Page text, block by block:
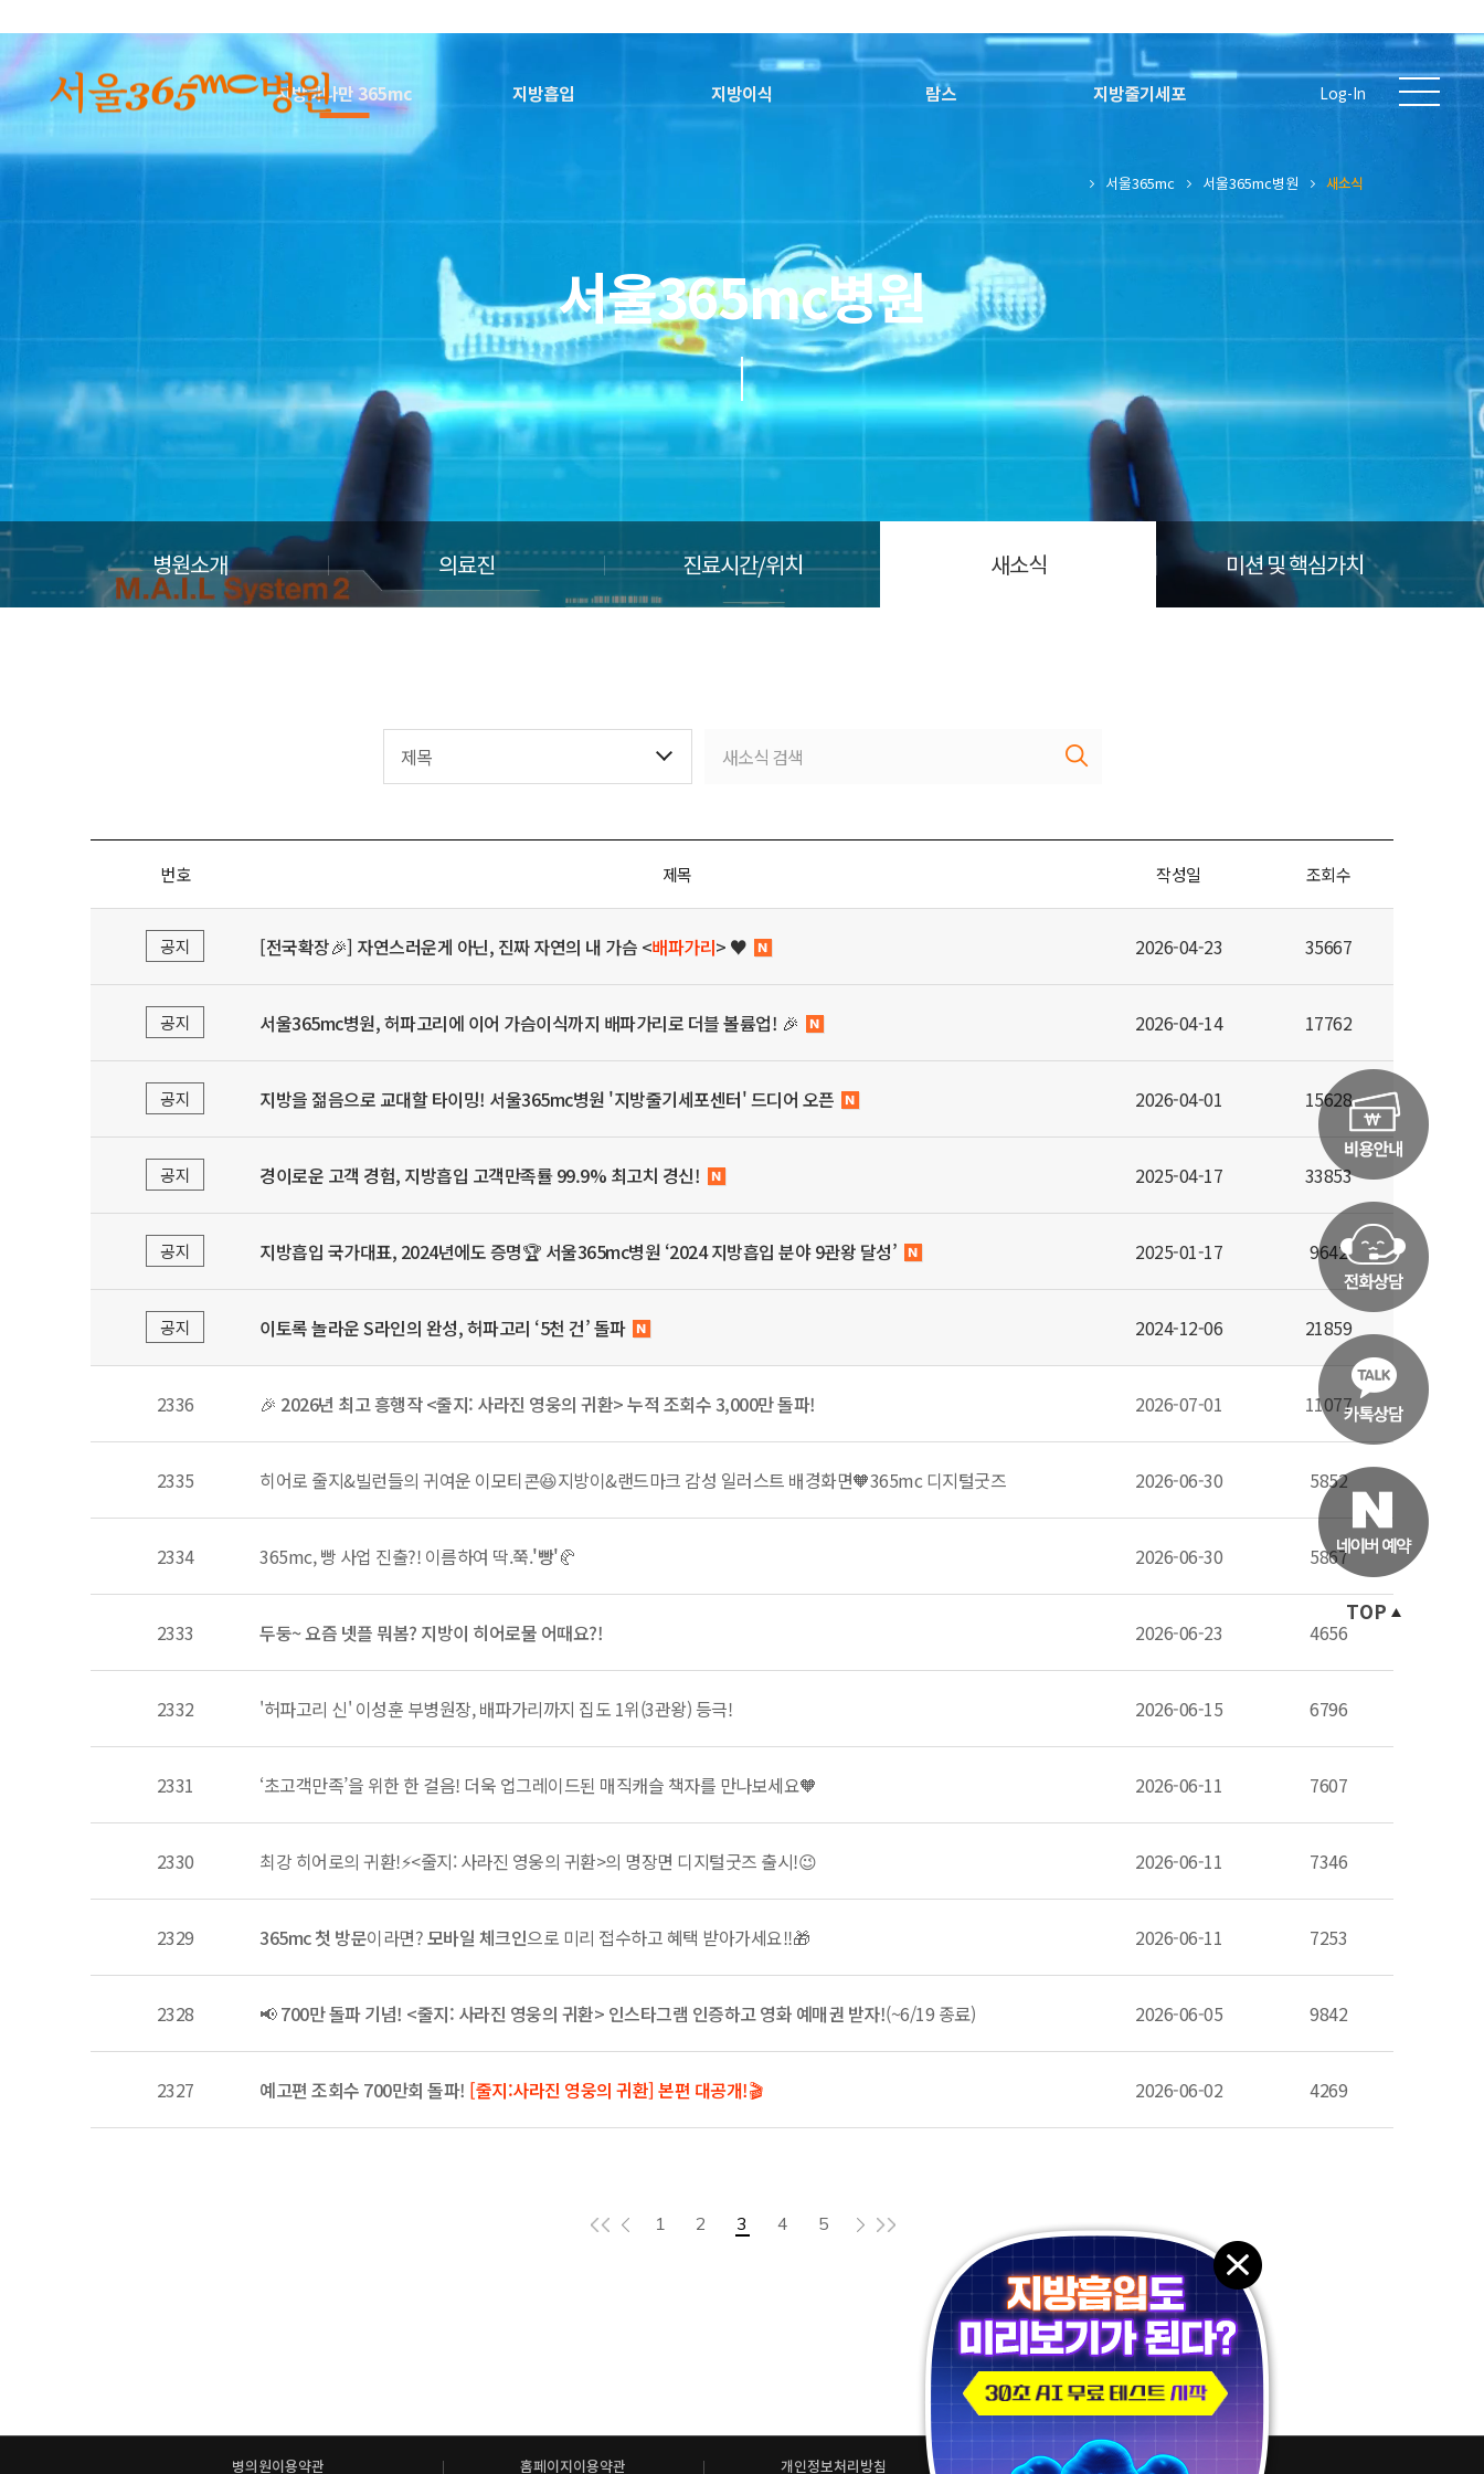
지방하나만 365mc 지방흡입 지방이식 람스 지방줄기세포 Log-In
서울365mc 서울365mc병원 새소식
서울365mc병원
병원소개 의료진 진료시간/위치 새소식 미션 및 핵심가치
번호 제목 작성일 조회수
공지 [전국확장🎉] 자연스러운게 아닌, 진짜 자연의 내 가슴 <배파가리> ♥ 2026-04-23 35667
공지 서울365mc병원, 허파고리에 이어 가슴이식까지 배파가리로 더블 볼륨업! 🎉 2026-04-14 17762
공지 지방을 젊음으로 교대할 타이밍! 서울365mc병원 '지방줄기세포센터' 드디어 오픈 2026-04-01 15628
공지 경이로운 고객 경험, 지방흡입 고객만족률 99.9% 최고치 경신! 2025-04-17 33853
공지 지방흡입 국가대표, 2024년에도 증명🏆 서울365mc병원 ‘2024 지방흡입 분야 9관왕 달성’ 2025-01-17 9642
공지 이토록 놀라운 S라인의 완성, 허파고리 ‘5천 건’ 돌파 2024-12-06 21859
2336 🎉 2026년 최고 흥행작 <줄지: 사라진 영웅의 귀환> 누적 조회수 3,000만 돌파! 2026-07-01 11077
2335 히어로 줄지&빌런들의 귀여운 이모티콘😆지방이&랜드마크 감성 일러스트 배경화면🧡365mc 디지털굿즈 2026-06-30 5852
2334 365mc, 빵 사업 진출?! 이름하여 딱.쭉.'빵'🥐 2026-06-30 5867
2333 두둥~ 요즘 넷플 뭐봄? 지방이 히어로물 어때요?! 2026-06-23 4656
2332 '허파고리 신' 이성훈 부병원장, 배파가리까지 집도 1위(3관왕) 등극! 2026-06-15 6796
2331 ‘초고객만족’을 위한 한 걸음! 더욱 업그레이드된 매직캐슬 책자를 만나보세요🧡 2026-06-11 7607
2330 최강 히어로의 귀환!⚡<줄지: 사라진 영웅의 귀환>의 명장면 디지털굿즈 출시!😉 2026-06-11 7346
2329 365mc 첫 방문이라면?모바일 체크인으로 미리 접수하고 혜택 받아가세요!!🎁 2026-06-11 7253
2328 📢 700만 돌파 기념! <줄지: 사라진 영웅의 귀환> 인스타그램 인증하고 영화 예매권 받자!(~6/19 종료) 2026-06-05 9842
2327 예고편 조회수 700만회 돌파! [줄지:사라진 영웅의 귀환] 본편 대공개!🎬 2026-06-02 4269
1 2 3 4 5
TOP
병의원이용약관 홈페이지이용약관 개인정보처리방침 패밀리 사이트